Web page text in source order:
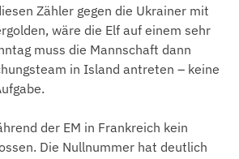
Zähler gegen die Ukrainer mit
wäre die Elf auf einem sehr
muss die Mannschaft dann
in Island antreten – keine
der EM in Frankreich kein
Die Nullnummer hat deutlich